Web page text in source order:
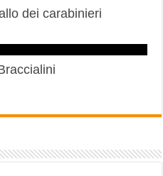
dei carabinieri